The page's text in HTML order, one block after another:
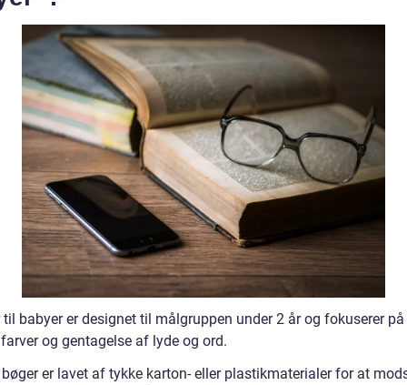
babyer er designet til målgruppen under 2 år og fokuserer på
og gentagelse af lyde og ord.
er lavet af tykke karton- eller plastikmaterialer for at